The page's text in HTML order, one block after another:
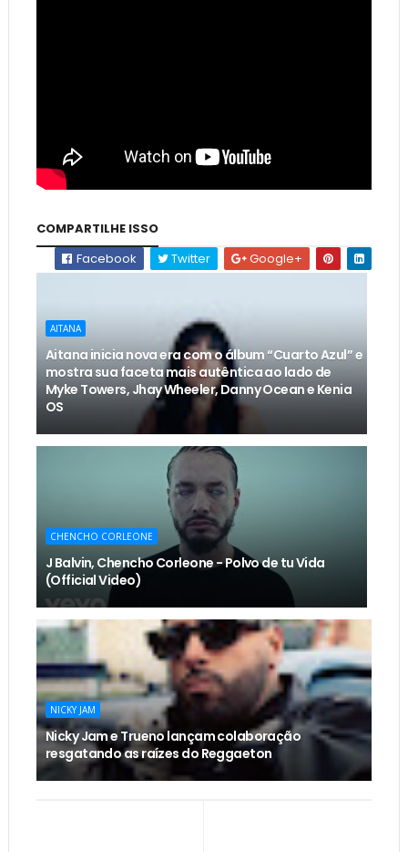
COMPARTILHE ISSO
Facebook
Twitter Google+
AITANA
Aitana inicia nova era com o álbum “Cuarto Azul” e
mostra sua faceta mais autêntica ao lado de
Myke Towers, Jhay Wheeler, Danny Ocean e Kenia
OS
CHENCHO CORLEONE
J Balvin, Chencho Corleone - Polvo de tu Vida
(Official Video)
NICKY JAM
Nicky Jam e Trueno lançam colaboração
resgatando as raízes do Reggaeton